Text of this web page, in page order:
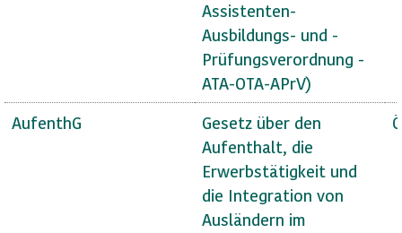
Assistenten-
Ausbildungs- und -
Prüfungsverordnung -
ATA-OTA-APrV)
AufenthG
Gesetz über den
Aufenthalt, die
Erwerbstätigkeit und
die Integration von
Ausländern im